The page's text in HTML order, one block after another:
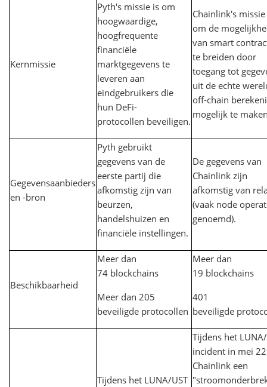
Kernmissie
Pyth's missie is om
hoogwaardige,
hoogfrequente
financiële
marktgegevens te
leveren aan
eindgebruikers die
hun DeFi-
protocollen beveiligen.
Chainlink's
om de
van smart
te breiden door
toegang tot
uit de echte
off-chain
mogelijk te
Gegevensaanbieders
en -bron
Pyth gebruikt
gegevens van de
eerste partij die
afkomstig zijn van
beurzen,
handelshuizen en
financiële instellingen.
De gegevens van
Chainlink zijn
afkomstig van
(vaak node
genoemd).
Beschikbaarheid
Meer dan
74 blockchains
Meer dan 205
beveiligde protocollen
Meer dan
19 blockchains
401
beveiligde
Tijdens het LUNA/UST
Tijdens het
incident in mei
Chainlink een